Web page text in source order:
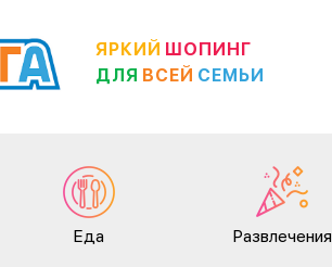
ЯРКИЙ ШОПИНГ
ДЛЯ ВСЕЙ СЕМЬИ
Еда Развлечения